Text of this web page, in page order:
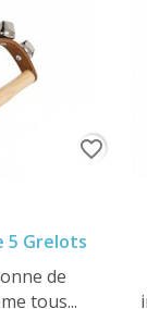
5 Grelots
de
tous...
favorite_border